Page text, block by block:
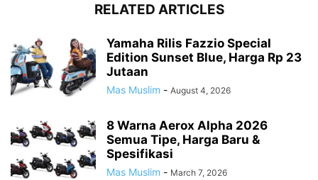
RELATED ARTICLES
Yamaha Rilis Fazzio Special
Edition Sunset Blue, Harga Rp 23
Jutaan
Mas Muslim - August 4, 2026
8 Warna Aerox Alpha 2026
Semua Tipe, Harga Baru &
Spesifikasi
Mas Muslim - March 7, 2026